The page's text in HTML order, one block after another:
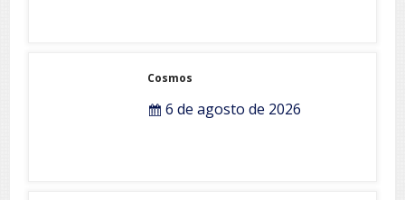
Cosmos
6 de agosto de 2026